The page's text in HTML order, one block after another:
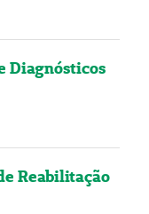
Diagnósticos
Reabilitação